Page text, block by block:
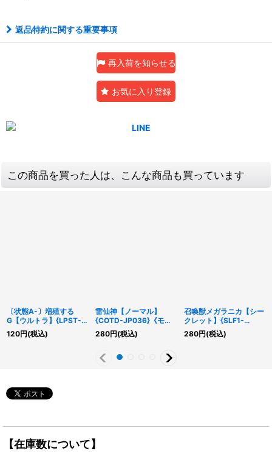
返品特約に関する重要事項
再入荷を知らせる
お気に入り登録
この商品を買った人は、こんな商品も買っています
〔状態A-〕増殖する
G【ウルトラ】{LPST-
JP007}《モンスター》
120円(税込)
雷仙神【ノーマル】
{COTD-JP036}《モン
スター》
280円(税込)
召喚獣メガラニカ【シー
クレット】{SLF1-
JP026}《融合》
280円(税込)
【在庫数について】